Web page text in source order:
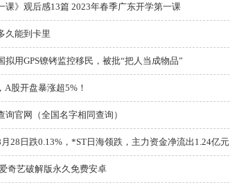
课》观后感13篇 2023年春季广东开学第一课
久能到卡里
拟用GPS镣铐监控移民，被批“把人当成物品”
A股开盘暴涨超5%！
询官网（全国名字相同查询）
28日跌0.13%，*ST日海领跌，主力资金净流出1.24亿元
奇艺破解版永久免费安卓